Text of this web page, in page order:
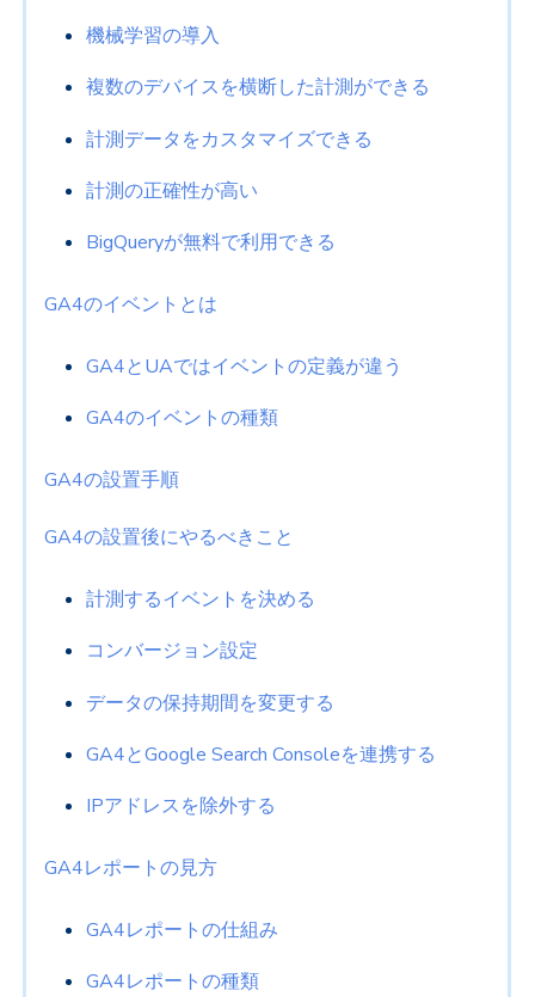
機械学習の導入
複数のデバイスを横断した計測ができる
計測データをカスタマイズできる
計測の正確性が高い
BigQueryが無料で利用できる
GA4のイベントとは
GA4とUAではイベントの定義が違う
GA4のイベントの種類
GA4の設置手順
GA4の設置後にやるべきこと
計測するイベントを決める
コンバージョン設定
データの保持期間を変更する
GA4とGoogle Search Consoleを連携する
IPアドレスを除外する
GA4レポートの見方
GA4レポートの仕組み
GA4レポートの種類